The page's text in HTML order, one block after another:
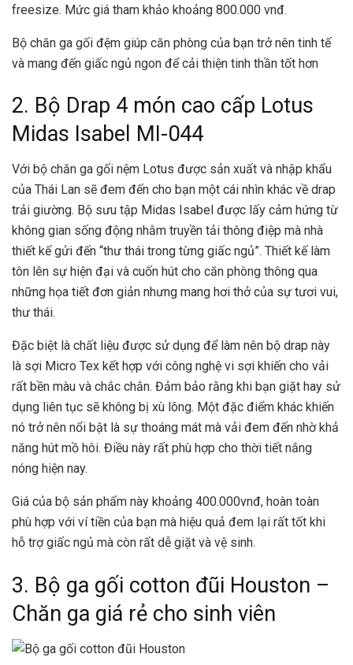
freesize. Mức giá tham khảo khoảng 800.000 vnđ.
Bộ chăn ga gối đệm giúp căn phòng của bạn trở nên tinh tế
và mang đến giấc ngủ ngon để cải thiện tinh thần tốt hơn
2. Bộ Drap 4 món cao cấp Lotus
Midas Isabel MI-044
Với bộ chăn ga gối nệm Lotus được sản xuất và nhập khẩu
của Thái Lan sẽ đem đến cho bạn một cái nhìn khác về drap
trải giường. Bộ sưu tập Midas Isabel được lấy cảm hứng từ
không gian sống động nhằm truyền tải thông điệp mà nhà
thiết kế gửi đến “thư thái trong từng giấc ngủ”. Thiết kế làm
tôn lên sự hiện đại và cuốn hút cho căn phòng thông qua
những họa tiết đơn giản nhưng mang hơi thở của sự tươi vui,
thư thái.
Đặc biệt là chất liệu được sử dụng để làm nên bộ drap này
là sợi Micro Tex kết hợp với công nghệ vi sợi khiến cho vải
rất bền màu và chắc chắn. Đảm bảo rằng khi bạn giặt hay sử
dụng liên tục sẽ không bị xù lông. Một đặc điểm khác khiến
nó trở nên nổi bật là sự thoáng mát mà vải đem đến nhờ khả
năng hút mồ hôi. Điều này rất phù hợp cho thời tiết nắng
nóng hiện nay.
Giá của bộ sản phẩm này khoảng 400.000vnđ, hoàn toàn
phù hợp với ví tiền của bạn mà hiệu quả đem lại rất tốt khi
hỗ trợ giấc ngủ mà còn rất dễ giặt và vệ sinh.
3. Bộ ga gối cotton đũi Houston –
Chăn ga giá rẻ cho sinh viên